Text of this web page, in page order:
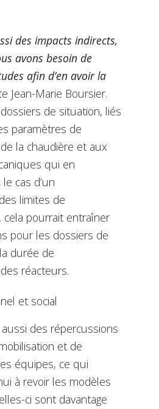
des impacts indirects,
avons besoin de
afin d’en avoir la
Jean-Marie Boursier.
de situation, liés
paramètres de
la chaudière et aux
qui en
cas d’un
limites de
cela pourrait entraîner
pour les dossiers de
durée de
réacteurs.
et social
des répercussions
et de
équipes, ce qui
à revoir les modèles
ci sont davantage